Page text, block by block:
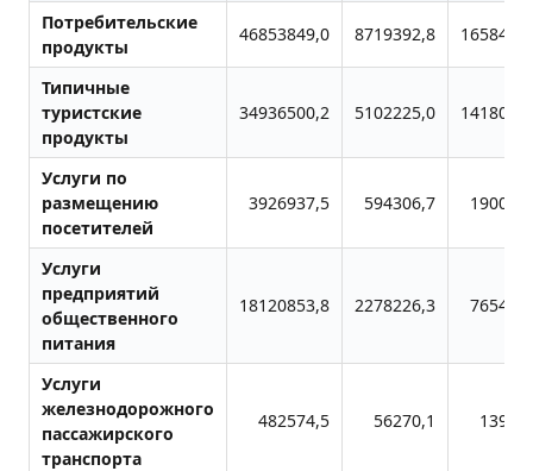
Потребительские
продукты
46853849,0 8719392,8
Типичные
туристские
продукты
34936500,2 5102225,0
Услуги по
размещению
посетителей
3926937,5 594306,7
Услуги
предприятий
общественного
питания
18120853,8 2278226,3
Услуги
железнодорожного
пассажирского
транспорта
482574,5 56270,1